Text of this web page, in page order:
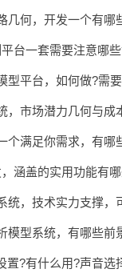
几何，开发一个有哪
台一套需要注意哪
型平台，如何做?需
，市场潜力几何与成
个满足你需求，有哪
涵盖的实用功能有哪
统，技术实力支撑，
况下可以做吗？
模型系统，有哪些前
置?有什么用?声音选